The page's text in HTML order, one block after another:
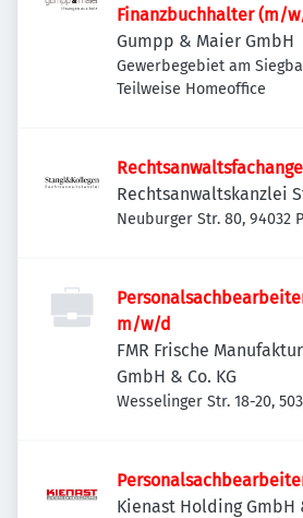
Finanzbuchhalter (m/w/
Gumpp & Maier GmbH
Gewerbegebiet am
65, 86637 Binswangen,
Teilweise Homeoffice
Rechtsanwaltskanzlei
Neuburger Str. 80, 94032
m/w/d
FMR Frische
GmbH & Co. KG
Wesselinger Str. 18-20,
Kienast Holding GmbH